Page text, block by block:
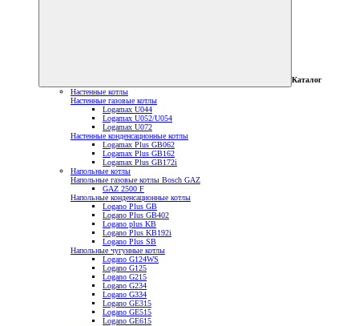
Каталог
Настенные котлы
Настенные газовые котлы
Logamax U044
Logamax U052/U054
Logamax U072
Настенные конденсационные котлы
Logamax Plus GB062
Logamax Plus GB162
Logamax Plus GB172i
Напольные котлы
Напольные газовые котлы Bosch GAZ
GAZ 2500 F
Напольные конденсационные котлы
Logano Plus GB
Logano Plus GB402
Logano plus KB
Logano Plus KB192i
Logano Plus SB
Напольные чугунные котлы
Logano G124WS
Logano G125
Logano G215
Logano G234
Logano G334
Logano GE315
Logano GE515
Logano GE615